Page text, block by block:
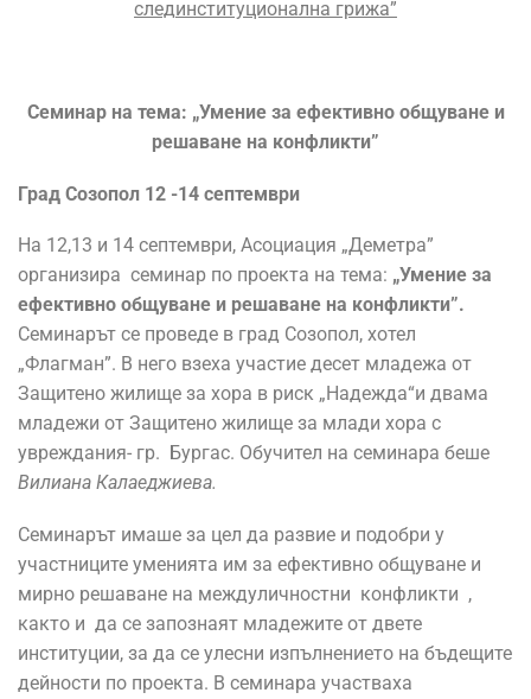
слединституционална грижа”
Семинар на тема: „Умение за ефективно общуване и
решаване на конфликти”
Град Созопол 12 -14 септември
На 12,13 и 14 септември, Асоциация „Деметра”
организира семинар по проекта на тема: „Умение за
ефективно общуване и решаване на конфликти”.
Семинарът се проведе в град Созопол, хотел
„Флагман”. В него взеха участие десет младежа от
Защитено жилище за хора в риск „Надежда“и двама
младежи от Защитено жилище за млади хора с
увреждания- гр. Бургас. Обучител на семинара беше
Вилиана Калаеджиева.
Семинарът имаше за цел да развие и подобри у
участниците уменията им за ефективно общуване и
мирно решаване на междуличностни конфликти ,
както и да се запознаят младежите от двете
институции, за да се улесни изпълнението на бъдещите
дейности по проекта. В семинара участваха